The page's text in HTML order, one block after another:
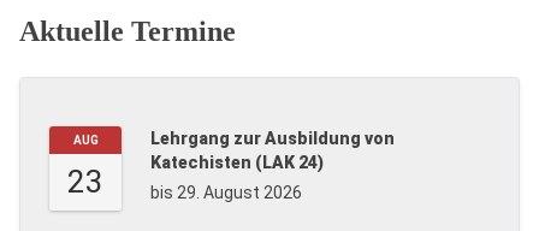
Aktuelle Termine
AUG
23
Lehrgang zur Ausbildung von
Katechisten (LAK 24)
bis 29. August 2026